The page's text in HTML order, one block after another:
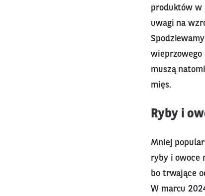
produktów w
uwagi na
wieprzowego
muszą
mięs.
Ryby i
Mniej
ryby i owoce
bo trwające
W marcu